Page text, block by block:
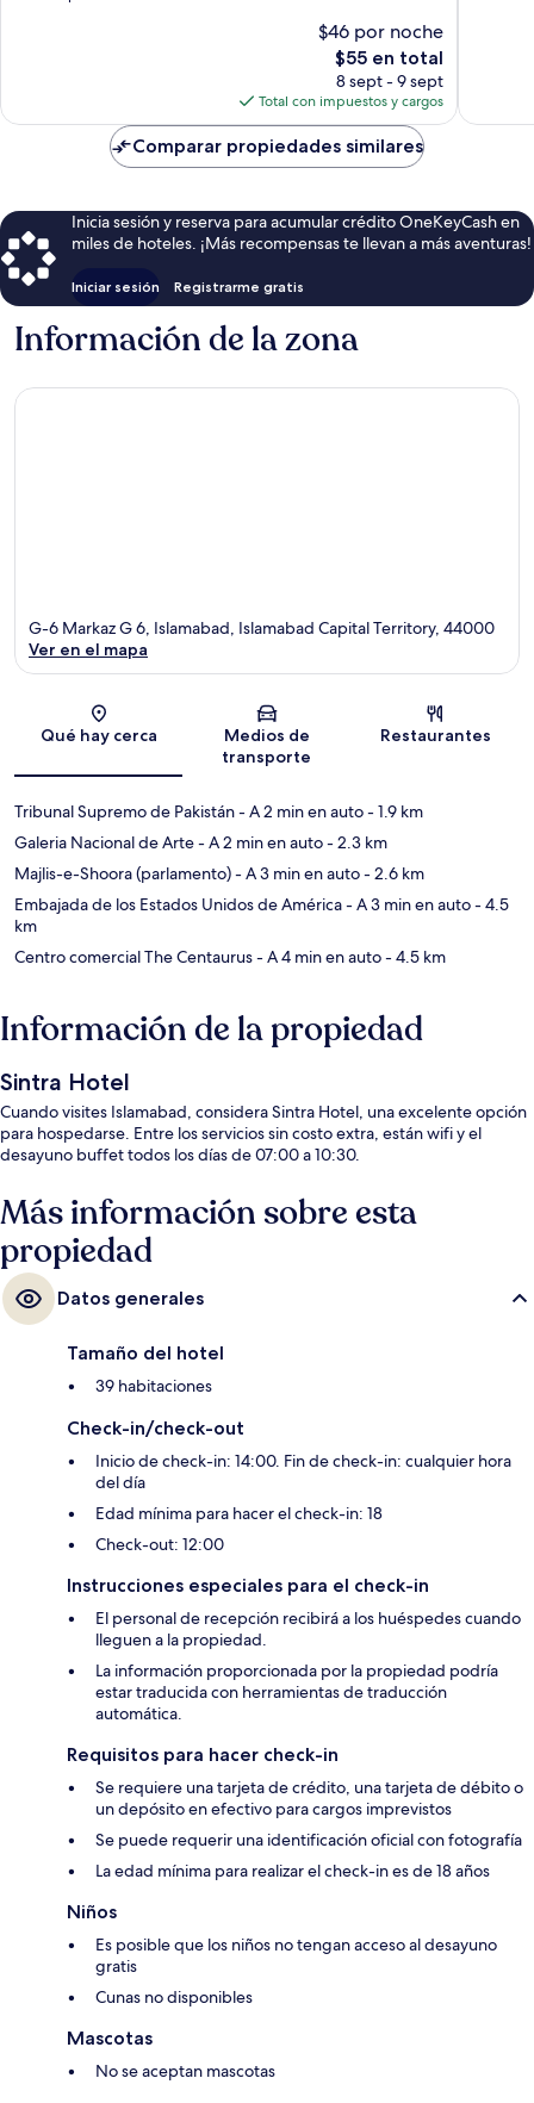
$46 por noche
El
precio
actual
es
de
$55
$55 en total
8 sept - 9 sept
Total con impuestos y cargos
Comparar propiedades similares
Inicia sesión y reserva para acumular crédito OneKeyCash en
miles de hoteles. ¡Más recompensas te llevan a más aventuras!
Iniciar sesión Registrarme gratis
Información de la zona
Sección del mapa
G-6 Markaz G 6, Islamabad, Islamabad Capital Territory, 44000
Ver en el mapa
Qué hay cerca
Medios de
transporte
Restaurantes
Tribunal Supremo de Pakistán- A 2 min en auto- 1.9 km
Galeria Nacional de Arte- A 2 min en auto- 2.3 km
Majlis-e-Shoora (parlamento)- A 3 min en auto- 2.6 km
Embajada de los Estados Unidos de América- A 3 min en auto- 4.5
km
Centro comercial The Centaurus- A 4 min en auto- 4.5 km
Información de la propiedad
Sintra Hotel
Cuando visites Islamabad, considera Sintra Hotel, una excelente opción
para hospedarse. Entre los servicios sin costo extra, están wifi y el
desayuno buffet todos los días de 07:00 a 10:30.
Más información sobre esta
propiedad
Datos generales
Tamaño del hotel
39 habitaciones
Check-in/check-out
Inicio de check-in: 14:00. Fin de check-in: cualquier hora
del día
Edad mínima para hacer el check-in: 18
Check-out: 12:00
Instrucciones especiales para el check-in
El personal de recepción recibirá a los huéspedes cuando
lleguen a la propiedad.
La información proporcionada por la propiedad podría
estar traducida con herramientas de traducción
automática.
Requisitos para hacer check-in
Se requiere una tarjeta de crédito, una tarjeta de débito o
un depósito en efectivo para cargos imprevistos
Se puede requerir una identificación oficial con fotografía
La edad mínima para realizar el check-in es de 18 años
Niños
Es posible que los niños no tengan acceso al desayuno
gratis
Cunas no disponibles
Mascotas
No se aceptan mascotas